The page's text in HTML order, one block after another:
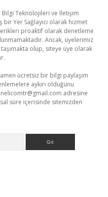
Bilgi Teknolojileri ve İletişim
bir Yer Sağlayıcı olarak hizmet
proaktif olarak denetleme
Ancak, üyelerimiz
olup, siteye üye olarak
ücretsiz bir bilgi paylaşım
aykırı olduğunu
adresine
süre içerisinde sitemizden